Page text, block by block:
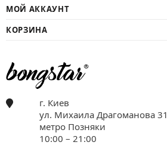
МОЙ АККАУНТ
КОРЗИНА
г. Киев
ул. Михаила Драгоманова 31
метро Позняки
10:00 – 21:00